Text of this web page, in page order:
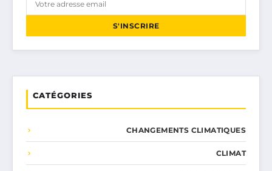
S'INSCRIRE
CATÉGORIES
CHANGEMENTS CLIMATIQUES
CLIMAT